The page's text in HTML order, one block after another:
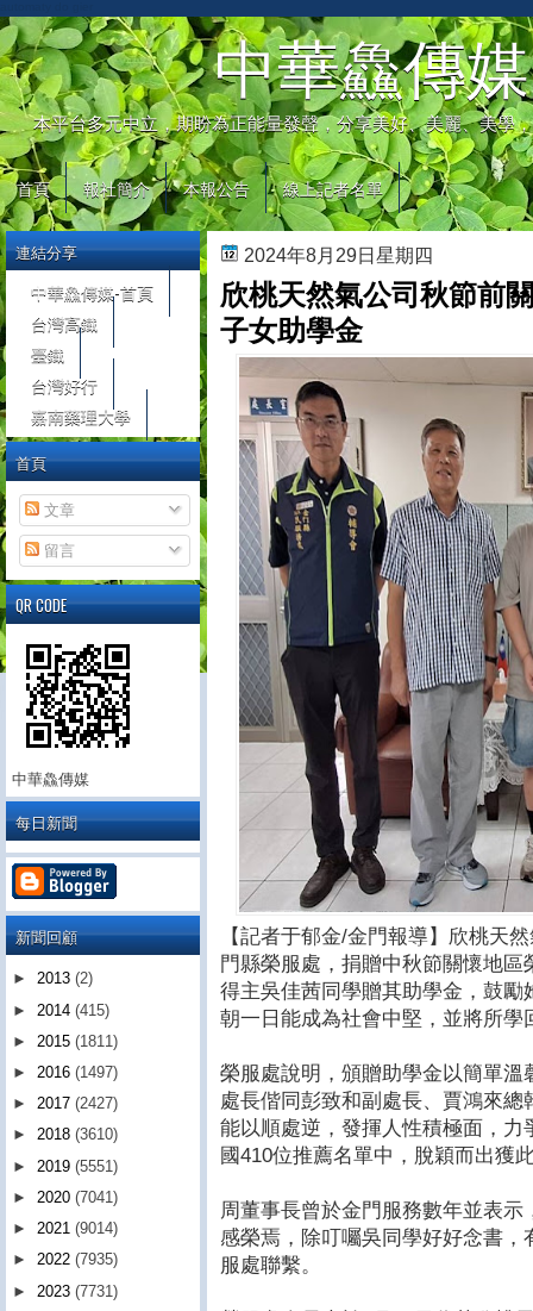
中華鱻傳媒
本平台多元中立，期盼為正能量發聲，分享美好、美麗、美學
首頁 報社簡介 本報公告 線上記者名單
2024年8月29日星期四
欣桃天然氣公司秋節前
子女助學金
【記者于郁金/金門報導】欣桃天
門縣榮服處，捐贈中秋節關懷地
得主吳佳茜同學贈其助學金，鼓
朝一日能成為社會中堅，並將所學
榮服處說明，頒贈助學金以簡單
處長偕同彭致和副處長、賈鴻來
能以順處逆，發揮人性積極面，
國410位推薦名單中，脫穎而出獲
周董事長曾於金門服務數年並表
感榮焉，除叮囑吳同學好好念書
服處聯繫。
連結分享
中華鱻傳媒-首頁
台灣高鐵
臺鐵
台灣好行
嘉南藥理大學
首頁
文章
留言
QR CODE
中華鱻傳媒
每日新聞
新聞回顧
► 2013 (2)
► 2014 (415)
► 2015 (1811)
► 2016 (1497)
► 2017 (2427)
► 2018 (3610)
► 2019 (5551)
► 2020 (7041)
► 2021 (9014)
► 2022 (7935)
► 2023 (7731)